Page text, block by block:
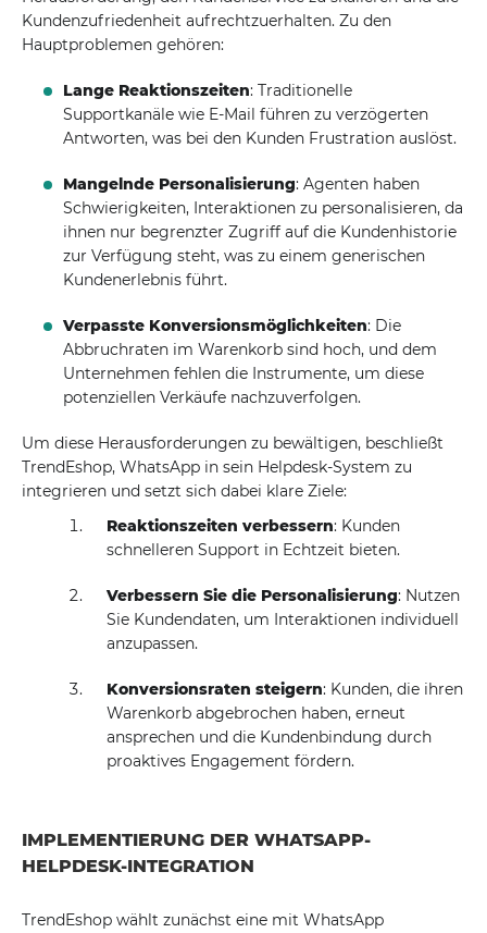
Kundenzufriedenheit aufrechtzuerhalten. Zu den
Hauptproblemen gehören:
Lange Reaktionszeiten: Traditionelle
Supportkanäle wie E-Mail führen zu verzögerten
Antworten, was bei den Kunden Frustration auslöst.
Mangelnde Personalisierung: Agenten haben
Schwierigkeiten, Interaktionen zu personalisieren, da
ihnen nur begrenzter Zugriff auf die Kundenhistorie
zur Verfügung steht, was zu einem generischen
Kundenerlebnis führt.
Verpasste Konversionsmöglichkeiten: Die
Abbruchraten im Warenkorb sind hoch, und dem
Unternehmen fehlen die Instrumente, um diese
potenziellen Verkäufe nachzuverfolgen.
Um diese Herausforderungen zu bewältigen, beschließt
TrendEshop, WhatsApp in sein Helpdesk-System zu
integrieren und setzt sich dabei klare Ziele:
Reaktionszeiten verbessern: Kunden
schnelleren Support in Echtzeit bieten.
Verbessern Sie die Personalisierung: Nutzen
Sie Kundendaten, um Interaktionen individuell
anzupassen.
Konversionsraten steigern: Kunden, die ihren
Warenkorb abgebrochen haben, erneut
ansprechen und die Kundenbindung durch
proaktives Engagement fördern.
IMPLEMENTIERUNG DER WHATSAPP-
HELPDESK-INTEGRATION
TrendEshop wählt zunächst eine mit WhatsApp